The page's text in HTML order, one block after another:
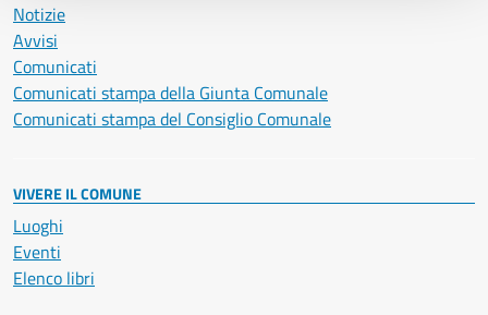
Notizie
Avvisi
Comunicati
Comunicati stampa della Giunta Comunale
Comunicati stampa del Consiglio Comunale
VIVERE IL COMUNE
Luoghi
Eventi
Elenco libri